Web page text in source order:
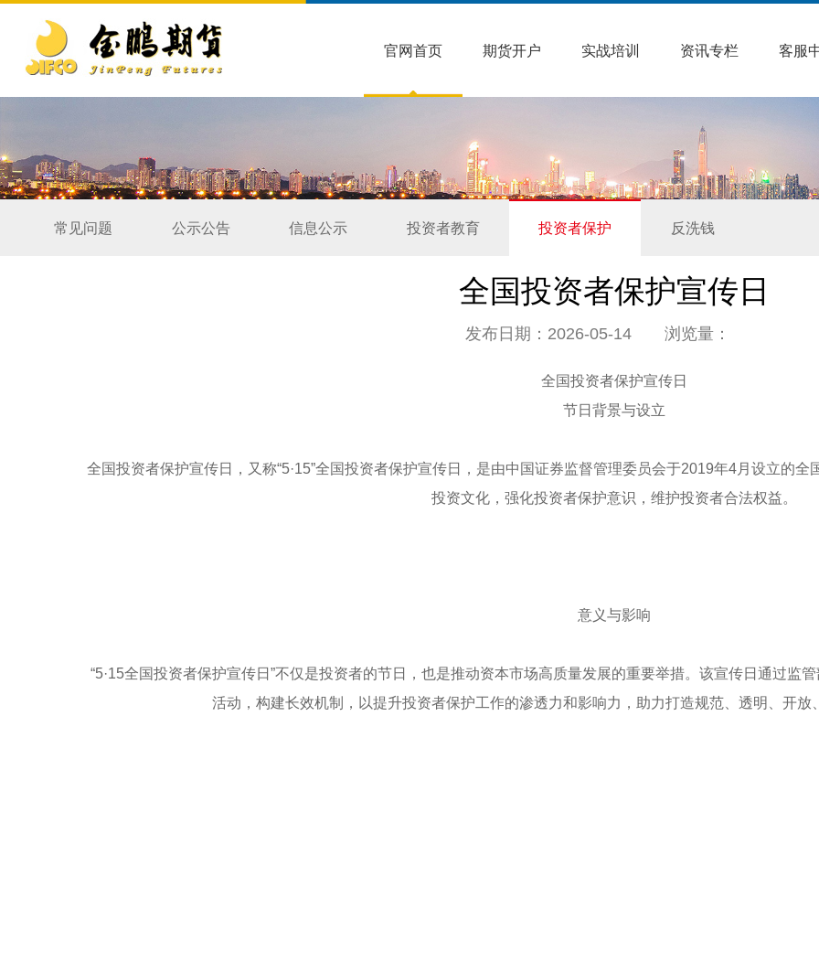
官网首页 期货开户 实战培训 资讯专栏 客服
常见问题 公示公告 信息公示 投资者教育 投资者保护 反洗钱
全国投资者保护宣传日
发布日期：2026-05-14 浏览量：
全国投资者保护宣传日
节日背景与设立
全国投资者保护宣传日，又称“5·15”全国投资者保护宣传日，是由中国证券监督管理委员会于2019年4月设立的
投资文化，强化投资者保护意识，维护投资者合法权益。
意义与影响
“5·15全国投资者保护宣传日”不仅是投资者的节日，也是推动资本市场高质量发展的重要举措。该宣传日通过监
活动，构建长效机制，以提升投资者保护工作的渗透力和影响力，助力打造规范、透明、开放